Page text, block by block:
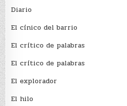
Diario
El cínico del barrio
El crí­tico de palabras
El crí­tico de palabras
El explorador
El hilo